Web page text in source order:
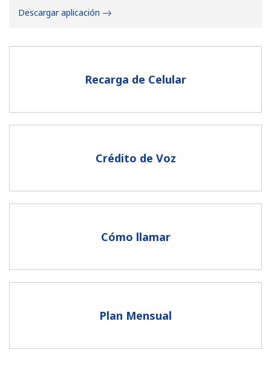
Un caracter especial
Al abrir una cuenta en este sitio web, estoy de acuerdo con
Recarga de Celular
Crédito de Voz
Cómo llamar
Plan Mensual
Descargar aplicación